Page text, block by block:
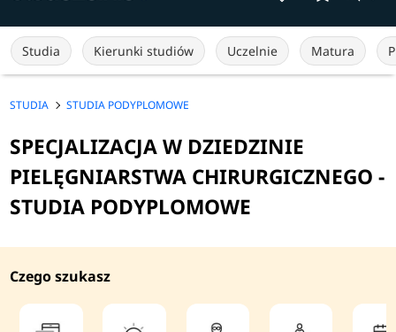
Studia Kierunki studiów Uczelnie Matura
STUDIA STUDIA PODYPLOMOWE
SPECJALIZACJA W DZIEDZINIE
PIELĘGNIARSTWA CHIRURGICZNEGO -
STUDIA PODYPLOMOWE
Czego szukasz